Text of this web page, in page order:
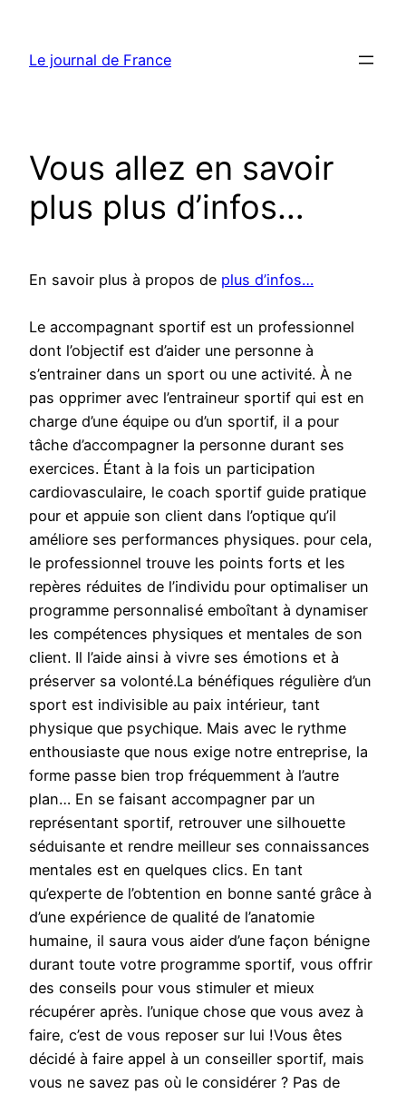
contenu
Le journal de France
Vous allez en savoir
plus plus d’infos…
En savoir plus à propos de plus d’infos…
Le accompagnant sportif est un professionnel
dont l’objectif est d’aider une personne à
s’entrainer dans un sport ou une activité. À ne
pas opprimer avec l’entraineur sportif qui est en
charge d’une équipe ou d’un sportif, il a pour
tâche d’accompagner la personne durant ses
exercices. Étant à la fois un participation
cardiovasculaire, le coach sportif guide pratique
pour et appuie son client dans l’optique qu’il
améliore ses performances physiques. pour cela,
le professionnel trouve les points forts et les
repères réduites de l’individu pour optimaliser un
programme personnalisé emboîtant à dynamiser
les compétences physiques et mentales de son
client. Il l’aide ainsi à vivre ses émotions et à
préserver sa volonté.La bénéfiques régulière d’un
sport est indivisible au paix intérieur, tant
physique que psychique. Mais avec le rythme
enthousiaste que nous exige notre entreprise, la
forme passe bien trop fréquemment à l’autre
plan… En se faisant accompagner par un
représentant sportif, retrouver une silhouette
séduisante et rendre meilleur ses connaissances
mentales est en quelques clics. En tant
qu’experte de l’obtention en bonne santé grâce à
d’une expérience de qualité de l’anatomie
humaine, il saura vous aider d’une façon bénigne
durant toute votre programme sportif, vous offrir
des conseils pour vous stimuler et mieux
récupérer après. l’unique chose que vous avez à
faire, c’est de vous reposer sur lui !Vous êtes
décidé à faire appel à un conseiller sportif, mais
vous ne savez pas où le considérer ? Pas de